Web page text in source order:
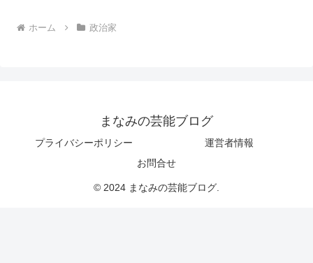
ホーム 政治家
まなみの芸能ブログ
プライバシーポリシー
運営者情報
お問合せ
© 2024 まなみの芸能ブログ.